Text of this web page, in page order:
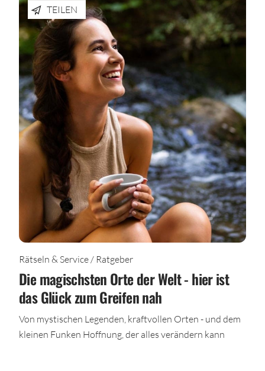
TEILEN
Rätseln & Service / Ratgeber
Die magischsten Orte der Welt - hier ist
das Glück zum Greifen nah
Von mystischen Legenden, kraftvollen Orten - und dem
kleinen Funken Hoffnung, der alles verändern kann